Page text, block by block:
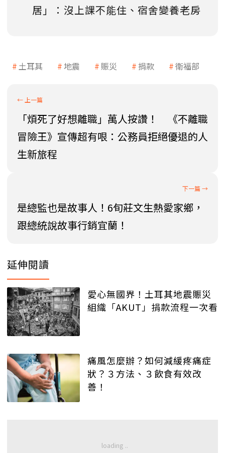
居」：沒上課不能住、宿舍變養老房
土耳其 地震 賑災 捐款 衛福部
「煩死了好想離職」萬人按讚！ 《不離職
冒險王》宣傳超有哏：公務員拒絕優退的人
生新旅程
是總監也是故事人！6旬莊文生熱愛家鄉，
跟總統說故事行銷宜蘭！
延伸閱讀
愛心無國界！土耳其地震賑災
組織「AKUT」捐款流程一次看
痛風怎麼辦？如何減緩疼痛症
狀？３方法、３飲食有效改
善！